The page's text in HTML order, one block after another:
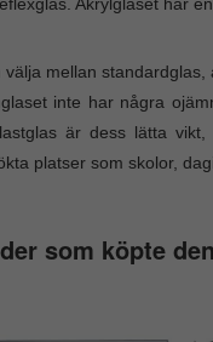
välja mellan
inte har några
är dess lätta
platser som skolor,
som köpte